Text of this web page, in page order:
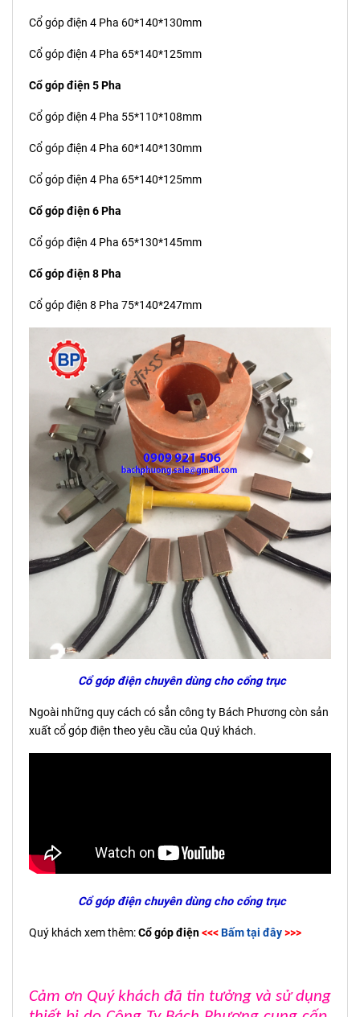
Cổ góp điện 4 Pha 60*140*130mm
Cổ góp điện 4 Pha 65*140*125mm
Cổ góp điện 5 Pha
Cổ góp điện 4 Pha 55*110*108mm
Cổ góp điện 4 Pha 60*140*130mm
Cổ góp điện 4 Pha 65*140*125mm
Cổ góp điện 6 Pha
Cổ góp điện 4 Pha 65*130*145mm
Cổ góp điện 8 Pha
Cổ góp điện 8 Pha 75*140*247mm
Cổ góp điện chuyên dùng cho cổng trục
Ngoài những quy cách có sẳn công ty Bách Phương còn sản
xuất cổ góp điện theo yêu cầu của Quý khách.
Cổ góp điện chuyên dùng cho cổng trục
Quý khách xem thêm:Cổ góp điện<<<Bấm tại đây>>>
Cảm ơn Quý khách đã tin tưởng và sử dụng